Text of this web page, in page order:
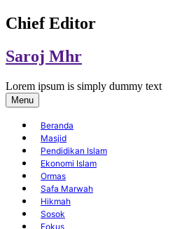
Chief Editor
Saroj Mhr
Lorem ipsum is simply dummy text
Menu
Beranda
Masjid
Pendidikan Islam
Ekonomi Islam
Ormas
Safa Marwah
Hikmah
Sosok
Fokus